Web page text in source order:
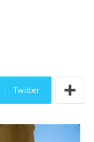
Twitter